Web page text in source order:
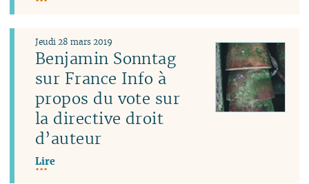
Benjamin Sonntag
sur France Info à
propos du vote sur
la directive droit
d’auteur
Jeudi 28 mars 2019
Lire